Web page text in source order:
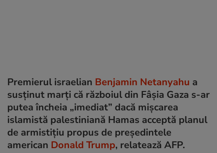
Premierul israelian Benjamin Netanyahu a
susținut marți că războiul din Fâșia Gaza s-ar
putea încheia „imediat” dacă mișcarea
islamistă palestiniană Hamas acceptă planul
de armistițiu propus de președintele
american Donald Trump, relatează AFP.